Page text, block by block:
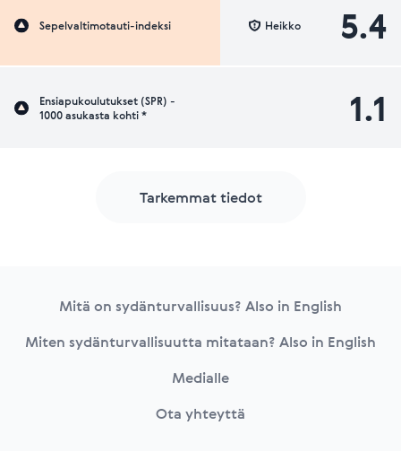
Sepelvaltimotauti-indeksi 5.4
Heikko
Ensiapukoulutukset (SPR) -
1000 asukasta kohti *
1.1
Tarkemmat tiedot
Mitä on sydänturvallisuus? Also in English
Miten sydänturvallisuutta mitataan? Also in English
Medialle
Ota yhteyttä